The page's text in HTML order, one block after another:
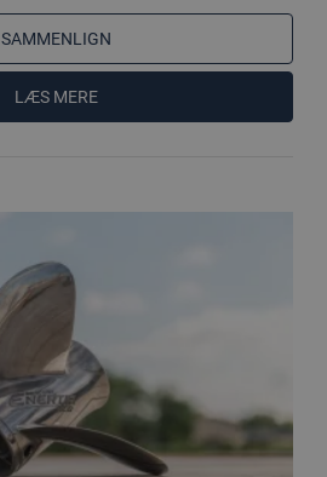
SAMMENLIGN
LÆS MERE